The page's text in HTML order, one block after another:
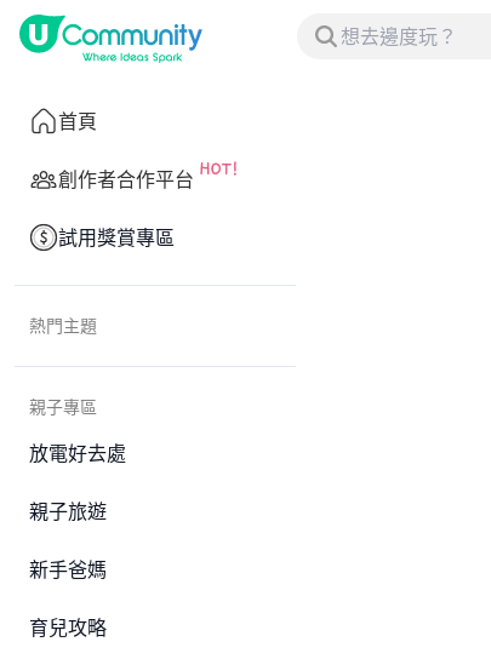
首頁
創作者合作平台
試用獎賞專區
熱門主題
親子專區
放電好去處
親子旅遊
新手爸媽
育兒攻略